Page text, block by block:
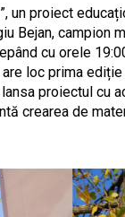
un proiect
Bejan, campion
cu orele
are loc prima
proiectul cu
crearea de